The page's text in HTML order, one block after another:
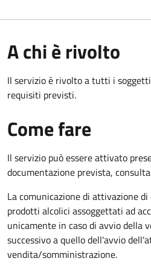
A chi è rivolto
Il servizio è rivolto a tutti i
requisiti previsti.
Come fare
Il servizio può essere attivato
documentazione prevista,
La comunicazione di attivazione
prodotti alcolici assoggettati ad
unicamente in caso di avvio della
successivo a quello dell'avvio
vendita/somministrazione.